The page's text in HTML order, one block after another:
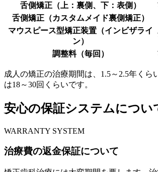
舌側矯正 （上：裏側、下：表側）
舌側矯正 （カスタムメイド裏側矯正）
マウスピース型矯正装置 （インビザライ
ン）
調整料（毎回）
成人の矯正の治療期間は、1.5～2.5年くら
は18～30回くらいです。
安心の保証システムについ
WARRANTY SYSTEM
治療費の返金保証について